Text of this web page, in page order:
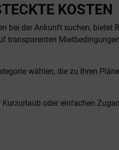
KOSTEN
bei der Ankunft suchen, bietet
transparenten
wählen, die zu Ihren
oder einfachen